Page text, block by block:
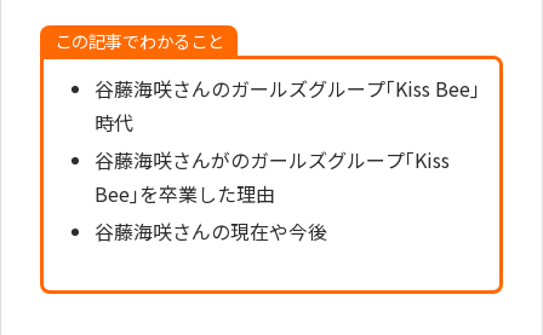
この記事でわかること
谷藤海咲さんのガールズグループ｢Kiss Bee｣
時代
谷藤海咲さんがのガールズグループ｢Kiss
Bee｣を卒業した理由
谷藤海咲さんの現在や今後